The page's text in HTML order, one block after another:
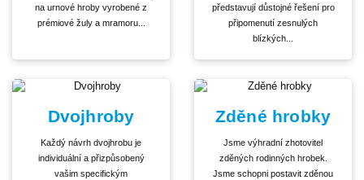
na urnové hroby vyrobené z
prémiové žuly a mramoru...
představují důstojné řešení pro
připomenutí zesnulých
blízkých...
Dvojhroby
Každý návrh dvojhrobu je
individuální a přizpůsobený
vašim specifickým
Zděné hrobky
Jsme výhradní zhotovitel
zděných rodinných hrobek.
Jsme schopni postavit zděnou